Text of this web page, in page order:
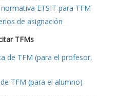
ETSIT para TFM
de asignación
TFMs
de TFM (para el profesor,
TFM (para el alumno)